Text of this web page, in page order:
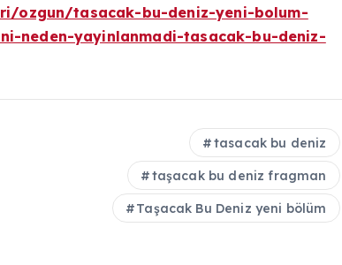
ozgun/tasacak-bu-deniz-yeni-bolum-
neden-yayinlanmadi-tasacak-bu-deniz-
tasacak bu deniz
taşacak bu deniz fragman
Taşacak Bu Deniz yeni bölüm